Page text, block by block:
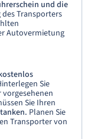
und die
Transporters
Autovermietung
Sie
vorgesehenen
Sie Ihren
Planen Sie
Transporter von